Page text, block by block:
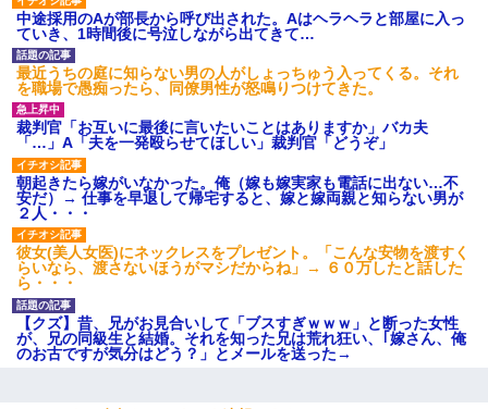
中途採用のAが部長から呼び出された。Aはヘラヘラと部屋に入っ
ていき、1時間後に号泣しながら出てきて…
最近うちの庭に知らない男の人がしょっちゅう入ってくる。それ
を職場で愚痴ったら、同僚男性が怒鳴りつけてきた。
裁判官「お互いに最後に言いたいことはありますか」バカ夫
「…」A「夫を一発殴らせてほしい」裁判官「どうぞ」
朝起きたら嫁がいなかった。俺（嫁も嫁実家も電話に出ない…不
安だ）→ 仕事を早退して帰宅すると、嫁と嫁両親と知らない男が
２人・・・
彼女(美人女医)にネックレスをプレゼント。「こんな安物を渡すく
らいなら、渡さないほうがマシだからね」→ ６０万したと話した
ら・・・
【クズ】昔、兄がお見合いして「ブスすぎｗｗｗ」と断った女性
が、兄の同級生と結婚。それを知った兄は荒れ狂い、｢嫁さん、俺
のお古ですが気分はどう？」とメールを送った→